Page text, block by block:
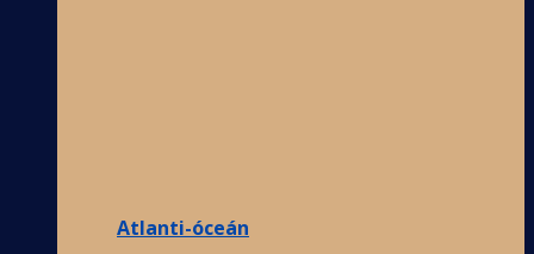
Atlanti-óceán